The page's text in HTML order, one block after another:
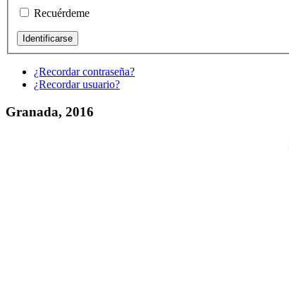
Recuérdeme
¿Recordar contraseña?
¿Recordar usuario?
Granada, 2016